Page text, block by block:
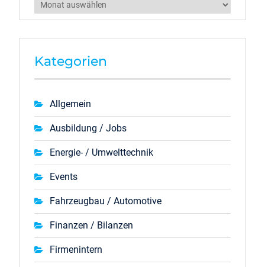
Archiv
Kategorien
Allgemein
Ausbildung / Jobs
Energie- / Umwelttechnik
Events
Fahrzeugbau / Automotive
Finanzen / Bilanzen
Firmenintern